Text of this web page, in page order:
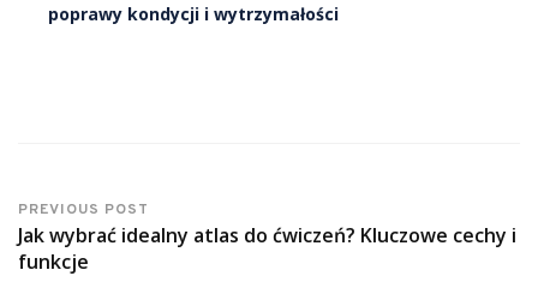
poprawy kondycji i wytrzymałości
PREVIOUS POST
Jak wybrać idealny atlas do ćwiczeń? Kluczowe cechy i
funkcje